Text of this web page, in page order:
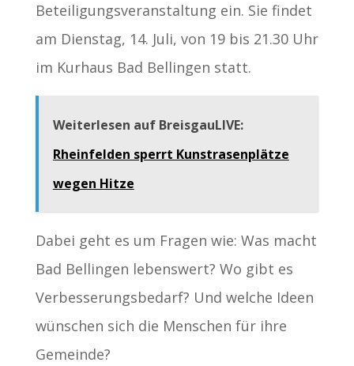
Beteiligungsveranstaltung ein. Sie findet
am Dienstag, 14. Juli, von 19 bis 21.30 Uhr
im Kurhaus Bad Bellingen statt.
Weiterlesen auf BreisgauLIVE:
Rheinfelden sperrt Kunstrasenplätze
wegen Hitze
Dabei geht es um Fragen wie: Was macht
Bad Bellingen lebenswert? Wo gibt es
Verbesserungsbedarf? Und welche Ideen
wünschen sich die Menschen für ihre
Gemeinde?